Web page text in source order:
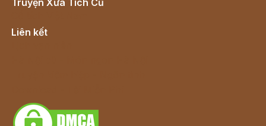
Liên kết